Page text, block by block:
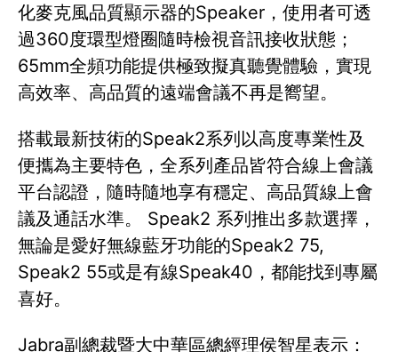
化麥克風品質顯示器的Speaker，使用者可透
過360度環型燈圈隨時檢視音訊接收狀態；
65mm全頻功能提供極致擬真聽覺體驗，實現
高效率、高品質的遠端會議不再是嚮望。
搭載最新技術的Speak2系列以高度專業性及
便攜為主要特色，全系列產品皆符合線上會議
平台認證，隨時隨地享有穩定、高品質線上會
議及通話水準。 Speak2 系列推出多款選擇，
無論是愛好無線藍牙功能的Speak2 75,
Speak2 55或是有線Speak40，都能找到專屬
喜好。
Jabra副總裁暨大中華區總經理侯智星表示：